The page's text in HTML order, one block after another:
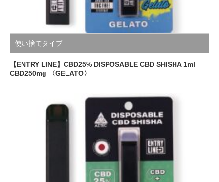
使い捨てタイプ
【ENTRY LINE】CBD25% DISPOSABLE CBD SHISHA 1ml
CBD250mg 〈GELATO〉